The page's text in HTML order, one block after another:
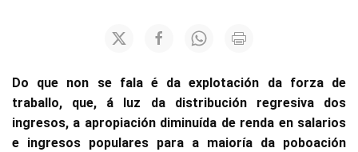
Do que non se fala é da explotación da forza de
traballo, que, á luz da distribución regresiva dos
ingresos, a apropiación diminuída de renda en salarios
e ingresos populares para a maioría da poboación